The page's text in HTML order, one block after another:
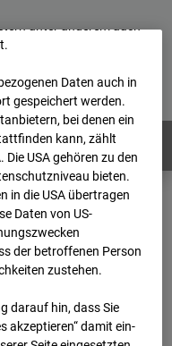
– 96WE - Cam 2
13:00
unter anderem auch
Daten auch in
gespeichert werden.
bei denen ein
kann, zählt
Die USA gehören zu den
bieten.
in die USA übertragen
Daten von US-
der betroffenen Person
zustehen.
darauf hin, dass Sie
akzeptieren“ damit ein­